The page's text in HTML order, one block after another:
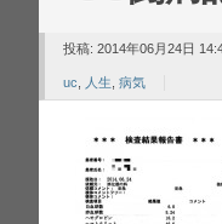
投稿: 2014年06月24日
uc 人生 ,病気